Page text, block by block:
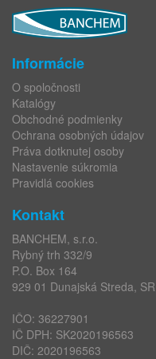
Informácie
O spoločnosti
Katalógy
Obchodné podmienky
Ochrana osobných údajov
Práva dotknutej osoby
Nastavenie súkromia
Pravidlá cookies
Kontakt
BANCHEM, s.r.o.
Rybný trh 332/9
P.O. Box 164
929 01 Dunajská Streda, SR
IČO: 36227901
IČ DPH: SK2020196563
DIČ: 2020196563